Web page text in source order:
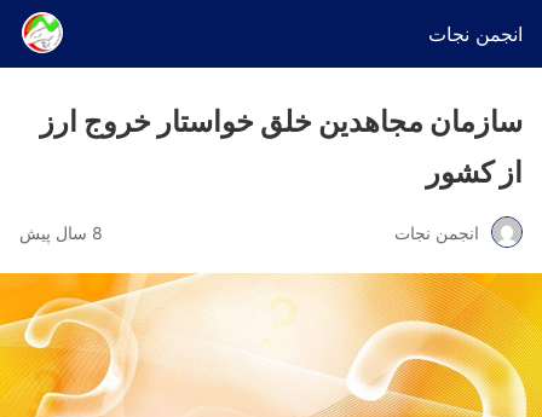
انجمن نجات
سازمان مجاهدین خلق خواستار خروج ارز
از کشور
انجمن نجات 8 سال پیش